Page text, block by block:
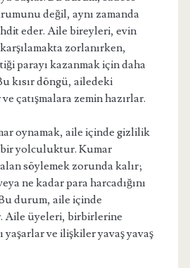
değil, aynı zamanda
eder. Aile bireyleri, evin
zorlanırken,
parayı kazanmak için daha
kısır döngü, ailedeki
çatışmalara zemin hazırlar.
oynamak, aile içinde gizlilik
yolculuktur. Kumar
söylemek zorunda kalır;
ne kadar para harcadığını
durum, aile içinde
Aile üyeleri, birbirlerine
yaşarlar ve ilişkiler yavaş yavaş